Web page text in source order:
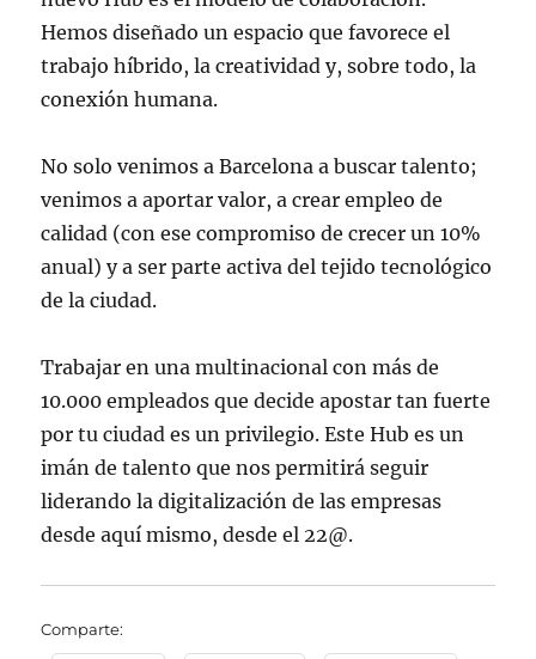
Hemos diseñado un espacio que favorece el
trabajo híbrido, la creatividad y, sobre todo, la
conexión humana.
No solo venimos a Barcelona a buscar talento;
venimos a aportar valor, a crear empleo de
calidad (con ese compromiso de crecer un 10%
anual) y a ser parte activa del tejido tecnológico
de la ciudad.
Trabajar en una multinacional con más de
10.000 empleados que decide apostar tan fuerte
por tu ciudad es un privilegio. Este Hub es un
imán de talento que nos permitirá seguir
liderando la digitalización de las empresas
desde aquí mismo, desde el 22@.
Comparte: